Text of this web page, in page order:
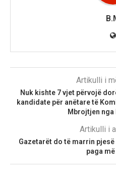
Artikulli i
Nuk kishte 7 vjet përvojë
kandidate për anëtare të
Mbrojtjen
Artikulli i
Gazetarët do të marrin
paga